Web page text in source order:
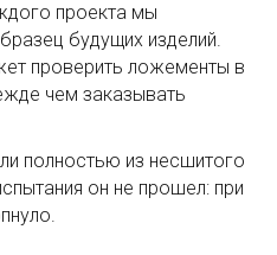
проекта мы
будущих изделий.
проверить ложементы в
чем заказывать
полностью из несшитого
он не прошел: при